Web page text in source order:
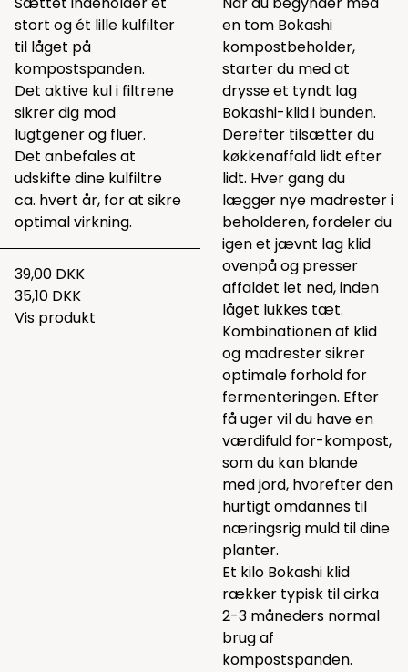
stort og ét lille kulfilter
til låget på
kompostspanden.
Det aktive kul i filtrene
sikrer dig mod
lugtgener og fluer.
Det anbefales at
udskifte dine kulfiltre
ca. hvert år, for at sikre
optimal virkning.
39,00 DKK
35,10 DKK
Vis produkt
en tom Bokashi
kompostbeholder,
starter du med at
drysse et tyndt lag
Bokashi-klid i bunden.
Derefter tilsætter du
køkkenaffald lidt efter
lidt. Hver gang du
lægger nye madrester i
beholderen, fordeler du
igen et jævnt lag klid
ovenpå og presser
affaldet let ned, inden
låget lukkes tæt.
Kombinationen af klid
og madrester sikrer
optimale forhold for
fermenteringen. Efter
få uger vil du have en
værdifuld for-kompost,
som du kan blande
med jord, hvorefter den
hurtigt omdannes til
næringsrig muld til dine
planter.
Et kilo Bokashi klid
rækker typisk til cirka
2-3 måneders normal
brug af
kompostspanden.